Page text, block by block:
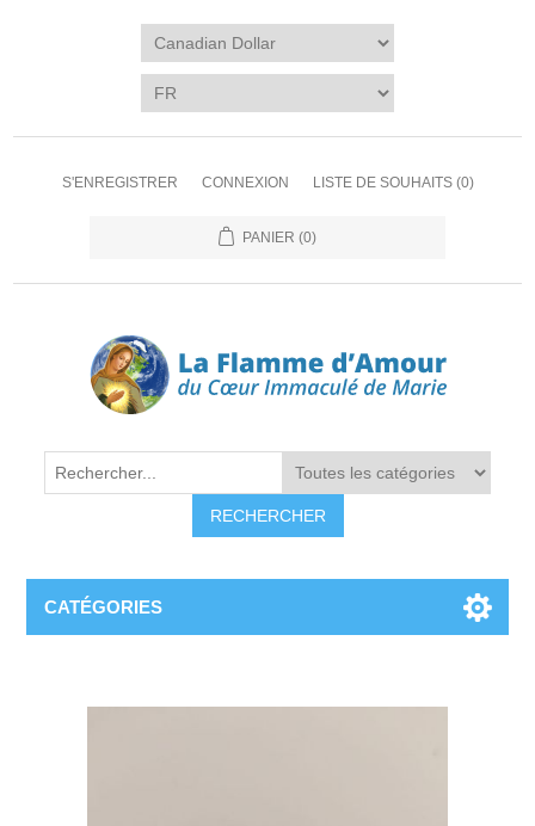
S'ENREGISTRER CONNEXION LISTE DE SOUHAITS (0)
PANIER (0)
RECHERCHER
CATÉGORIES